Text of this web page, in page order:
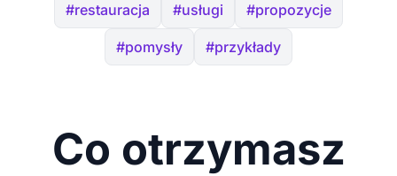
#restauracja #usługi #propozycje
#pomysły #przykłady
Co otrzymasz